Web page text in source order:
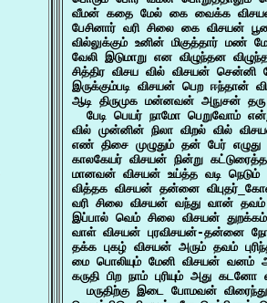
வீமன் கதை மேல் கை வைக்க
பேசினார் வரி சிலை கை விசயன்
வில்லுக்கும் உனின் மிகுத்தார் மண்
வேலி இடுமாறு என விழுந்தன
சித்திர விசய வில் விசயன் சென்னி
இருக்கும்படி விசயன் பெற ஈந்தான்
ஆடி திருமுக மன்னவன் அநுசன்
பேடி பெயர் நாமோ பெறுவோம்
வில் முன்னின் நிலா விறல் வில்
எண் திசை முழுதும் தன் பேர்
காலகேயர் விசயன் நின்று
மானவன் விசயன் உய்த்த வடி நெடும்
வித்தக விசயன் தன்னை
வரி சிலை விசயன் வந்து வான் தவம்
இப்பால் வெம் சிலை விசயன்
வாள் விசயன் புரவிசயன்-தன்னை
தக்க புகழ் விசயன் அரும் தவம்
மை பொலியும் மேனி விசயன் வனம்
கருதி பிற நாம் புரியும் அது
மருதிற்கு இடை போமவன்